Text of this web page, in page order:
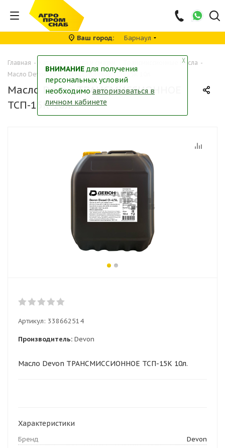
Ваш город Барнаул
Главная - Трансмиссионные масла -
Масло Devon ТРАНСМИССИОННОЕ ТСП-15К 10л.
Масло Devon ТРАНСМИССИОННОЕ
ТСП-15К 10л.
Артикул: 338662514
Производитель: Devon
Масло Devon ТРАНСМИССИОННОЕ ТСП-15К 10л.
Характеристики
Бренд
Devon
╳
ВНИМАНИЕ для получения
персональных условий
необходимо авторизоваться в
личном кабинете